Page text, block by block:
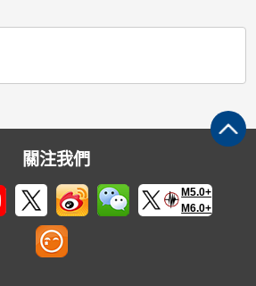
關注我們
M5.0+
M6.0+